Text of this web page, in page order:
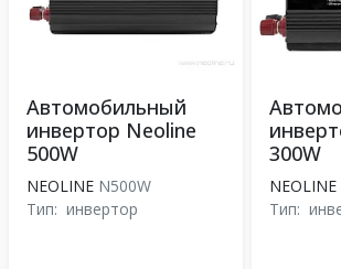
Автомобильный
инвертор Neoline
500W
NEOLINE N500W
Тип: инвертор
300W
NEOLINE
Тип: